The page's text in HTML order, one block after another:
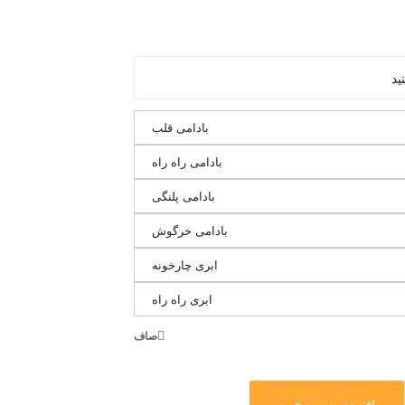
بادامی قلب
بادامی راه راه
بادامی پلنگی
بادامی خرگوش
ابری چارخونه
ابری راه راه
صاف